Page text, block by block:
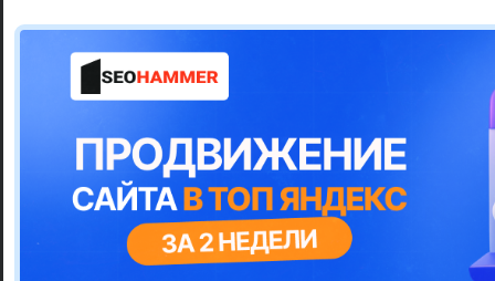
Японские
Школа
Шьем